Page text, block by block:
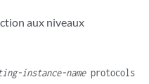
aux niveaux
instance-nameprotocols